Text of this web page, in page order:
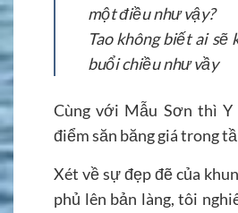
một điều như vậy?
Tao không biết ai sẽ
buổi chiều như vầy
Cùng với Mẫu Sơn thì Y
điểm săn băng giá trong
Xét về sự đẹp đẽ của
phủ lên bản làng, tôi